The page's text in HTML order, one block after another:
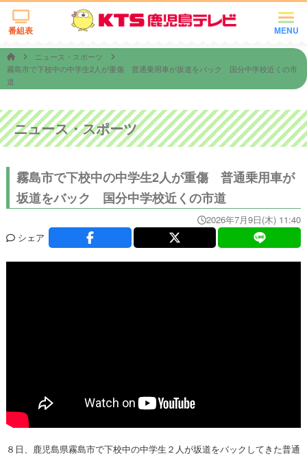
MENU
番組表
ニュース・スポーツ
霧島市で下校中の中学生2人が重傷 普通乗用車が坂道をバック 国分中学校近くの市
道
ニュース・スポーツ
霧島市で下校中の中学生2人が重傷 普通乗用車が
坂道をバック 国分中学校近くの市道
2026年7月9日(木) 11:40
シェア
８日、鹿児島県霧島市で下校中の中学生２人が坂道をバックしてきた普通